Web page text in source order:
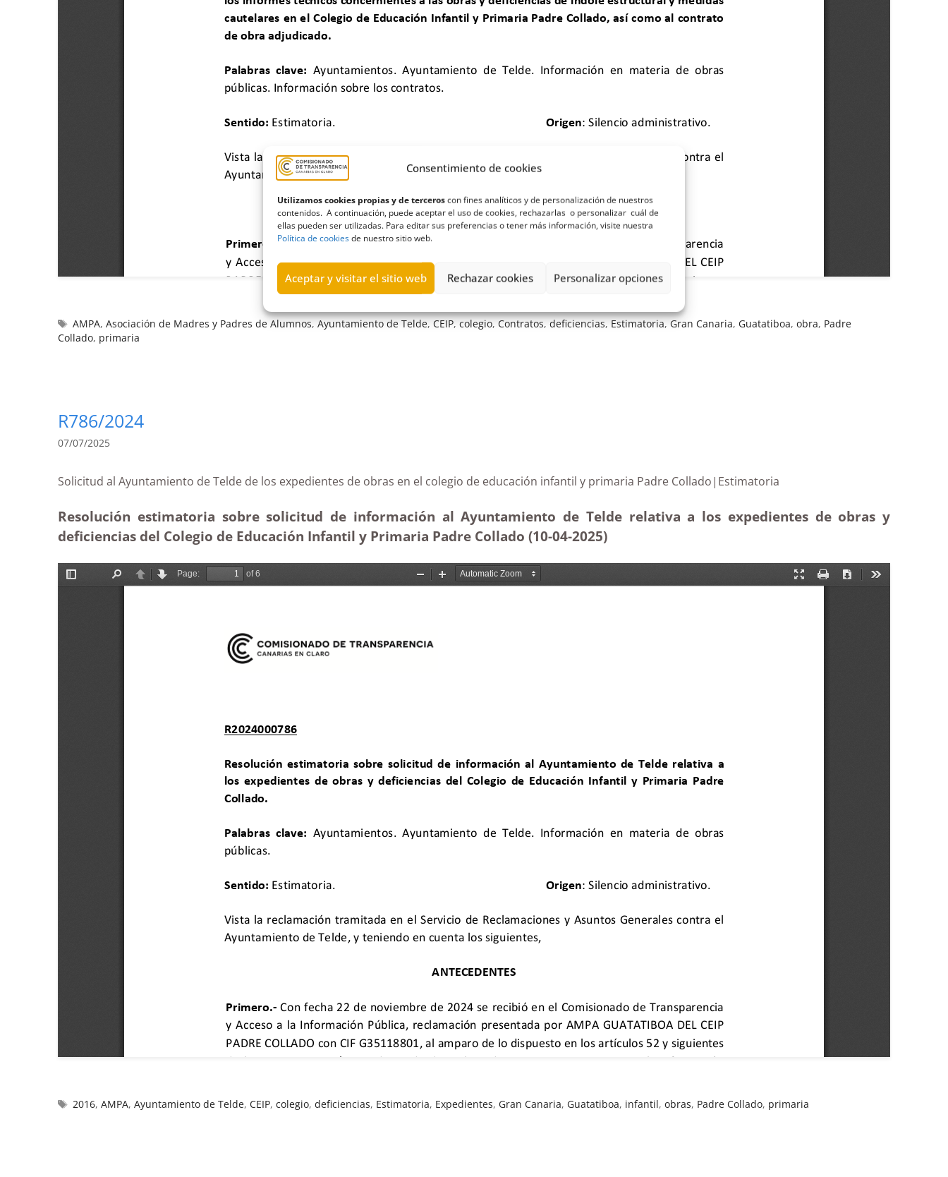
Consentimiento de cookies
Utilizamos cookies propias y de terceroscon fines analíticos y de personalización de nuestros
contenidos. A continuación, puede aceptar el uso de cookies, rechazarlas o personalizar cuál de
ellas pueden ser utilizadas. Para editar sus preferencias o tener más información, visite nuestra
Política de cookiesde nuestro sitio web.
Aceptar y visitar el sitio web Rechazar cookies Personalizar opciones
AMPA,Asociación de Madres y Padres de Alumnos,Ayuntamiento de Telde,CEIP,colegio,Contratos,deficiencias,Estimatoria,Gran Canaria, Guatatiboa,obra, Padre
Collado, primaria
R786/2024
07/07/2025
Solicitud al Ayuntamiento de Telde de los expedientes de obras en el colegio de educación infantil y primaria Padre Collado|Estimatoria
Resolución estimatoria sobre solicitud de información al Ayuntamiento de Telde relativa a los expedientes de obras y
deficiencias del Colegio de Educación Infantil y Primaria Padre Collado (10-04-2025)
2016,AMPA,Ayuntamiento de Telde,CEIP,colegio,deficiencias, Estimatoria, Expedientes, Gran Canaria, Guatatiboa, infantil,obras, Padre Collado, primaria